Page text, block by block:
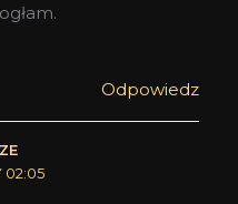
Odpowiedz
02:05